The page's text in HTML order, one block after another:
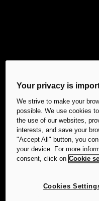
Your privacy is
We strive to make your
possible. We use cookies
the use of our websites,
interests, and save your
"Accept All" button, you
your device. For more
consent, click on Cookie
Cookies